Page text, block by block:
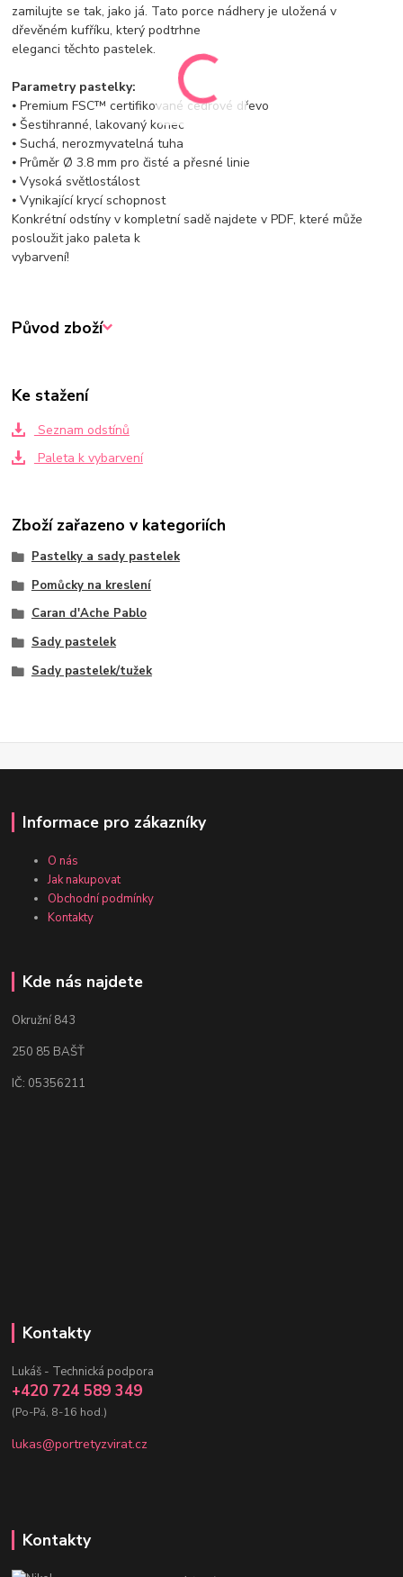
zamilujte se tak, jako já. Tato porce nádhery je uložená v
dřevěném kufříku, který podtrhne
eleganci těchto pastelek.
Parametry pastelky:
⦁ Premium FSC™ certifikované cedrové dřevo
⦁ Šestihranné, lakovaný konec
⦁ Suchá, nerozmyvatelná tuha
⦁ Průměr Ø 3.8 mm pro čisté a přesné linie
⦁ Vysoká světlostálost
⦁ Vynikající krycí schopnost
Konkrétní odstíny v kompletní sadě najdete v PDF, které může
posloužit jako paleta k
vybarvení!
Původ zboží
Ke stažení
Seznam odstínů
Paleta k vybarvení
Zboží zařazeno v kategoriích
Pastelky a sady pastelek
Pomůcky na kreslení
Caran d'Ache Pablo
Sady pastelek
Sady pastelek/tužek
Informace pro zákazníky
O nás
Jak nakupovat
Obchodní podmínky
Kontakty
Kde nás najdete
Okružní 843
250 85 BAŠŤ
IČ: 05356211
Kontakty
Lukáš - Technická podpora
+420 724 589 349
(Po-Pá, 8-16 hod.)
lukas@portretyzvirat.cz
Kontakty